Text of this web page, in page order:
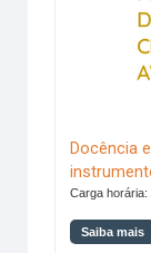
Docência
Carga horária:
Saiba mais